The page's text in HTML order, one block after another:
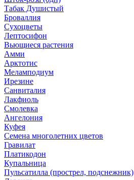
Табак Душистый
Броваллия
Сухоцветы
Лептосифон
Вьющиеся растения
Амми
Арктотис
Меламподиум
Ирезине
Санвиталия
Лакфиоль
Смолевка
Ангелония
Куфея
Семена многолетних цветов
Гравилат
Платикодон
Купальница
Пульсатилла (прострел, подснежник)